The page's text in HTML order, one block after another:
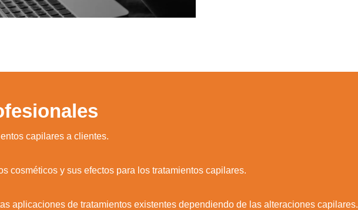
capilares a clientes.
cosméticos y sus efectos para los tratamientos capilares.
aplicaciones de tratamientos existentes dependiendo de las alteraciones capilares.